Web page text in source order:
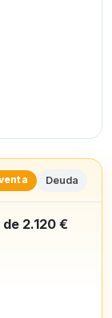
Deuda
2.120 €